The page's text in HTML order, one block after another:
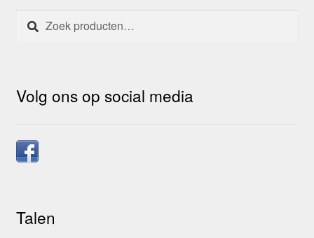
Zoeken
naar:
Zoeken
Volg ons op social media
Talen